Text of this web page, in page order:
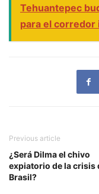
Tehuantepec
para el corredor
Previous article
¿Será Dilma el chivo
expiatorio de la crisis
Brasil?